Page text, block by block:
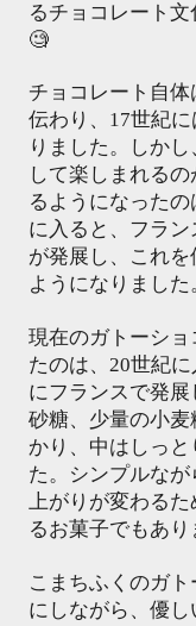
るチョコレート
🧐
チョコレート自
伝わり、17世紀
りました。しか
して楽しまれる
るようになった
に入ると、フラ
が発展し、これ
ようになりました
現在のガトーシ
たのは、20世紀
にフランスで発展
砂糖、少量の小
かり、中はしっ
た。シンプルな
上がりが変わる
るお菓子でもあり
こまちふくのガ
にしながら、優